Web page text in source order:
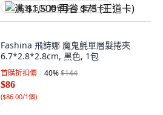
满 $1,500 再省 $75 (王道卡)
Fashina 飛詩娜 魔鬼氈單層髮捲夾
6.7*2.8*2.8cm, 黑色, 1包
首購折扣價 40%$144
$86
($86.00/1個)